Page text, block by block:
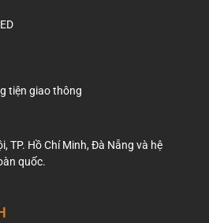
tiện giao thông
TP. Hồ Chí Minh, Đà Nẵng và hệ
quốc.